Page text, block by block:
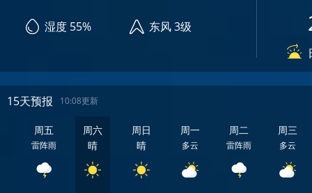
湿度 55% 东风 3级
15天预报 10:08更新
周五
雷阵雨
周六
晴
周日
晴
周一
多云
周二
雷阵雨
周三
多云